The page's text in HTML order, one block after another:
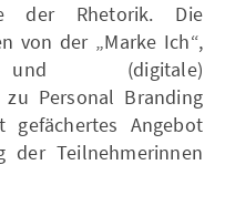
der Rhetorik. Die
von der „Marke Ich“,
und (digitale)
Personal Branding
Angebot
der Teilnehmerinnen